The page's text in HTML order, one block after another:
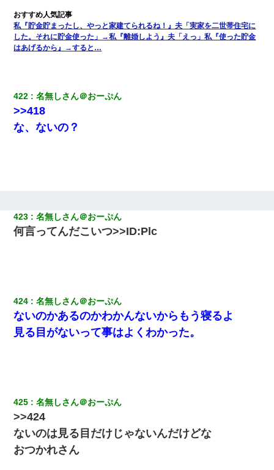
私『貯金貯まったし、やっと家建てられるね！』夫「実家を二世帯住宅に
した。それに貯金使った」→私『離婚しよう』夫「えっ」私『使った貯金
はあげるから』→すると…
422 名無しさん＠おーぷん
>>418
な、ないの？
423 名無しさん＠おーぷん
何言ってんだこいつ>>ID:Plc
424 名無しさん＠おーぷん
ないのかあるのかわかんないからもう寝るよ
見る目がないって事はよくわかった。
425 名無しさん＠おーぷん
>>424
ないのは見る目だけじゃないんだけどな
おつかれさん